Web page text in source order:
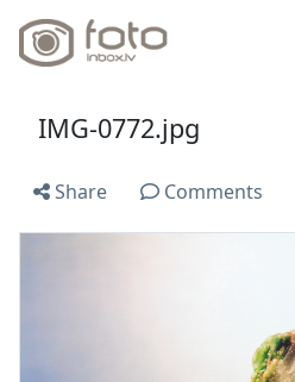
IMG-0772.jpg
Share Comments